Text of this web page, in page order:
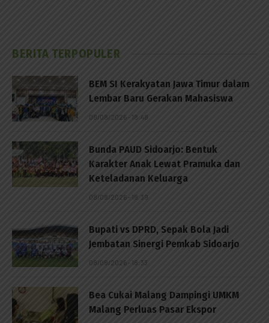
BERITA TERPOPULER
BEM SI Kerakyatan Jawa Timur dalam
Lembar Baru Gerakan Mahasiswa
08/08/2026 - 18:48
Bunda PAUD Sidoarjo: Bentuk
Karakter Anak Lewat Pramuka dan
Keteladanan Keluarga
08/08/2026 - 18:39
Bupati vs DPRD, Sepak Bola Jadi
Jembatan Sinergi Pemkab Sidoarjo
08/08/2026 - 18:33
Bea Cukai Malang Dampingi UMKM
Malang Perluas Pasar Ekspor